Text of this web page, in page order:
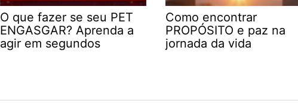
O que fazer se seu PET
ENGASGAR? Aprenda a
agir em segundos
Como encontrar
PROPÓSITO e paz na
jornada da vida